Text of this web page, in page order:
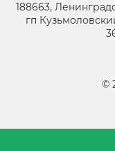
188663,
гп
©